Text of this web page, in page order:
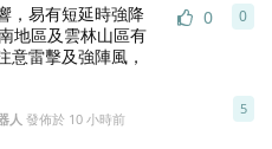
，易有短延時強降
地區及雲林山區有
意雷擊及強陣風，
0
人 發佈於 10 小時前
5
0